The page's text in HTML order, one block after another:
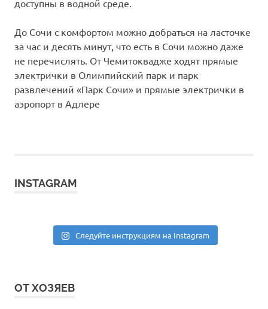
доступны в водной среде.
До Сочи с комфортом можно добраться на ласточке
за час и десять минут, что есть в Сочи можно даже
не перечислять. От Чемитоквадже ходят прямые
электрички в Олимпийский парк и парк
развлечений «Парк Сочи» и прямые электрички в
аэропорт в Адлере
INSTAGRAM
Следуйте инструкциям на Instagram
ОТ ХОЗЯЕВ